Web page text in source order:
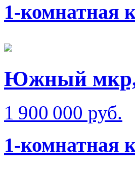
1-комнатная
Южный мкр,
1 900 000 руб.
1-комнатная